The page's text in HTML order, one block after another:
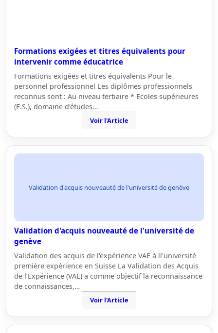
Formations exigées et titres équivalents pour
intervenir comme éducatrice
Formations exigées et titres équivalents Pour le
personnel professionnel Les diplômes professionnels
reconnus sont : Au niveau tertiaire * Ecoles supérieures
(E.S.), domaine d'études…
Voir l'Article
Validation d'acquis nouveauté de l'université de genève
Validation d'acquis nouveauté de l'université de
genève
Validation des acquis de l'expérience VAE à ll'université
première expérience en Suisse La Validation des Acquis
de l’Expérience (VAE) a comme objectif la reconnaissance
de connaissances,…
Voir l'Article